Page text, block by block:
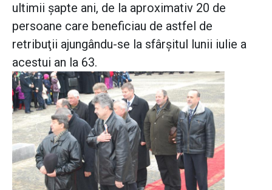
ultimii şapte ani, de la aproximativ 20 de
persoane care beneficiau de astfel de
retribuţii ajungându-se la sfârşitul lunii iulie a
acestui an la 63.